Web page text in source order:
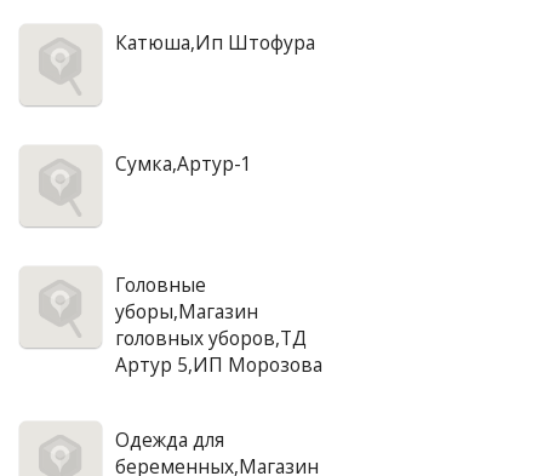
Катюша,Ип Штофура
Сумка,Артур-1
Головные
уборы,Магазин
головных уборов,ТД
Артур 5,ИП Морозова
Одежда для
беременных,Магазин